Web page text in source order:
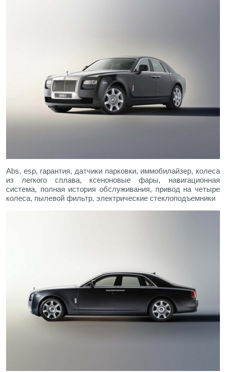
Abs, esp, гарантия, датчики парковки, иммобилайзер, колеса
из легкого сплава, ксеноновые фары, навигационная
система, полная история обслуживания, привод на четыре
колеса, пылевой фильтр, электрические стеклоподъемники